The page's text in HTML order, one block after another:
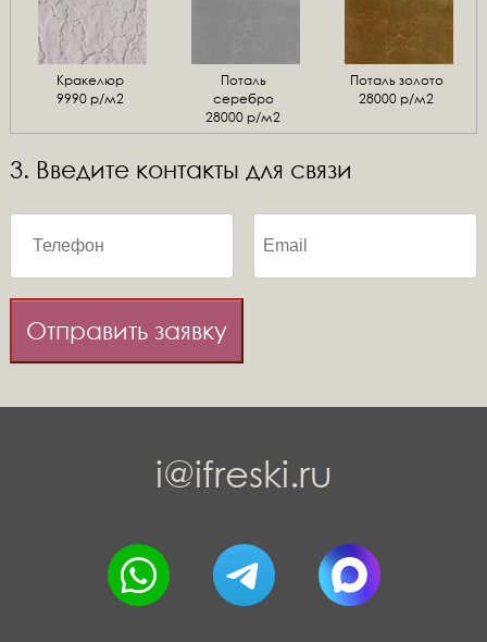
Кракелюр
9990 р/м2
Поталь
серебро
28000 р/м2
Поталь золото
28000 р/м2
3. Введите контакты для связи
Отправить заявку
i@ifreski.ru